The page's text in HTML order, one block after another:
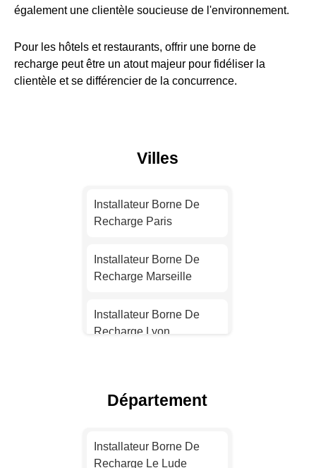
également une clientèle soucieuse de l'environnement.
Pour les hôtels et restaurants, offrir une borne de
recharge peut être un atout majeur pour fidéliser la
clientèle et se différencier de la concurrence.
Villes
Installateur Borne De
Recharge Paris
Installateur Borne De
Recharge Marseille
Installateur Borne De
Recharge Lyon
Recharge Nice
Département
Installateur Borne De
Recharge Le Lude